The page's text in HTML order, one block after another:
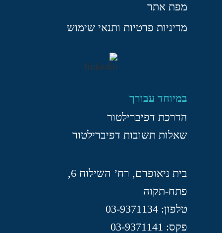
מפת אתר
מדיניות פרטיות ותנאי שימוש
במיוחד עבורך
הדרכת דפיברילטור
שאלות תשובות דפיברילטור
בית ניאופרם, רח’ השילוח 6,
פתח-תקוה
טלפון: 03-9371134
פקס: 03-9371141